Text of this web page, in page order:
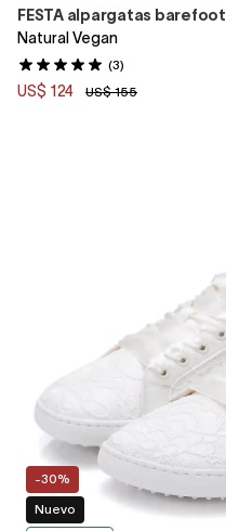
FESTA alpargatas barefoot
Natural Vegan
(3)
US$ 124 US$ 155
-30%
Nuevo